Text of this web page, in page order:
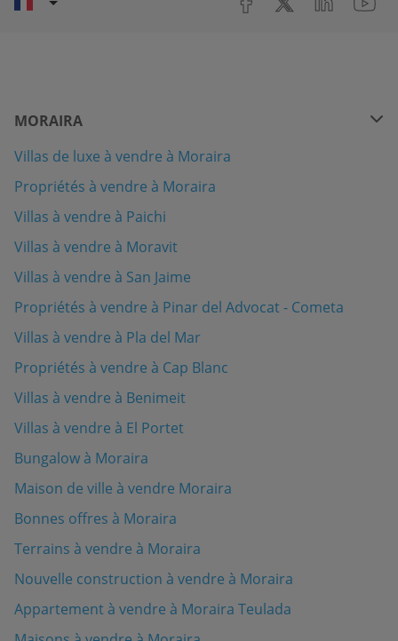
MORAIRA
Villas de luxe à vendre à Moraira
Propriétés à vendre à Moraira
Villas à vendre à Paichi
Villas à vendre à Moravit
Villas à vendre à San Jaime
Propriétés à vendre à Pinar del Advocat - Cometa
Villas à vendre à Pla del Mar
Propriétés à vendre à Cap Blanc
Villas à vendre à Benimeit
Villas à vendre à El Portet
Bungalow à Moraira
Maison de ville à vendre Moraira
Bonnes offres à Moraira
Terrains à vendre à Moraira
Nouvelle construction à vendre à Moraira
Appartement à vendre à Moraira Teulada